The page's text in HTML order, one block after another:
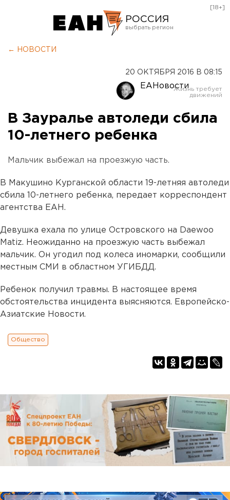
РОССИЯ
Оренбург
[18+]
← НОВОСТИ
20 ОКТЯБРЯ 2016 В 08:15
ЕАНовости
В Зауралье автоледи сбила
10-летнего ребенка
Мальчик выбежал на проезжую часть.
В Макушино Курганской области 19-летняя автоледи
сбила 10-летнего ребенка, передает корреспондент
агентства ЕАН.
Девушка ехала по улице Островского на Daewoo
Matiz. Неожиданно на проезжую часть выбежал
мальчик. Он угодил под колеса иномарки, сообщили
местным СМИ в областном УГИБДД.
Ребенок получил травмы. В настоящее время
обстоятельства инцидента выясняются. Европейско-
Азиатские Новости.
Общество